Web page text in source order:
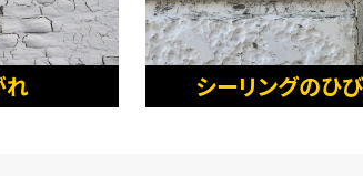
れ シーリングのひ